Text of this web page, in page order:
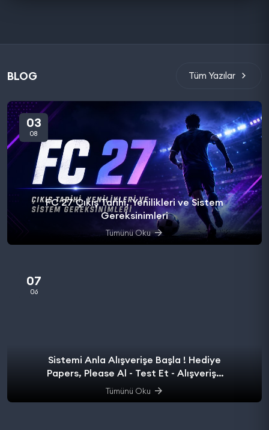
BLOG Tüm Yazılar
03
08
FC 27 Çıkış Tarihi, Yenilikleri ve Sistem
Gereksinimleri
Tümünü Oku
07
06
Sistemi Anla Alışverişe Başla ! Hediye
Papers, Please Al - Test Et - Alışverişe
başla.
Tümünü Oku